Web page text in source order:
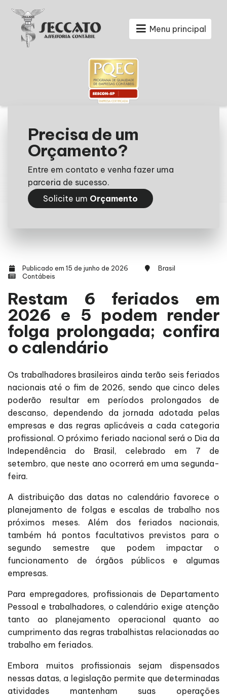
Menu principal
Precisa de um
Orçamento?
Entre em contato e venha fazer uma
parceria de sucesso.
Solicite um Orçamento
Publicado em 15 de junho de 2026
Brasil
Contábeis
Restam 6 feriados em
2026 e 5 podem render
folga prolongada; confira
o calendário
Os trabalhadores brasileiros ainda terão seis feriados
nacionais até o fim de 2026, sendo que cinco deles
poderão resultar em períodos prolongados de
descanso, dependendo da jornada adotada pelas
empresas e das regras aplicáveis a cada categoria
profissional. O próximo feriado nacional será o Dia da
Independência do Brasil, celebrado em 7 de
setembro, que neste ano ocorrerá em uma segunda-
feira.
A distribuição das datas no calendário favorece o
planejamento de folgas e escalas de trabalho nos
próximos meses. Além dos feriados nacionais,
também há pontos facultativos previstos para o
segundo semestre que podem impactar o
funcionamento de órgãos públicos e algumas
empresas.
Para empregadores, profissionais de Departamento
Pessoal e trabalhadores, o calendário exige atenção
tanto ao planejamento operacional quanto ao
cumprimento das regras trabalhistas relacionadas ao
trabalho em feriados.
Embora muitos profissionais sejam dispensados
nessas datas, a legislação permite que determinadas
atividades mantenham suas operações